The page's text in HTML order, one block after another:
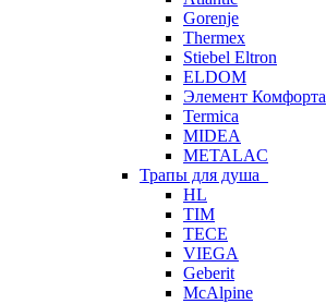
Gorenje
Thermex
Stiebel Eltron
ELDOM
Элемент Комфорта
Termica
MIDEA
METALAC
Трапы для душа
HL
TIM
TECE
VIEGA
Geberit
McAlpine